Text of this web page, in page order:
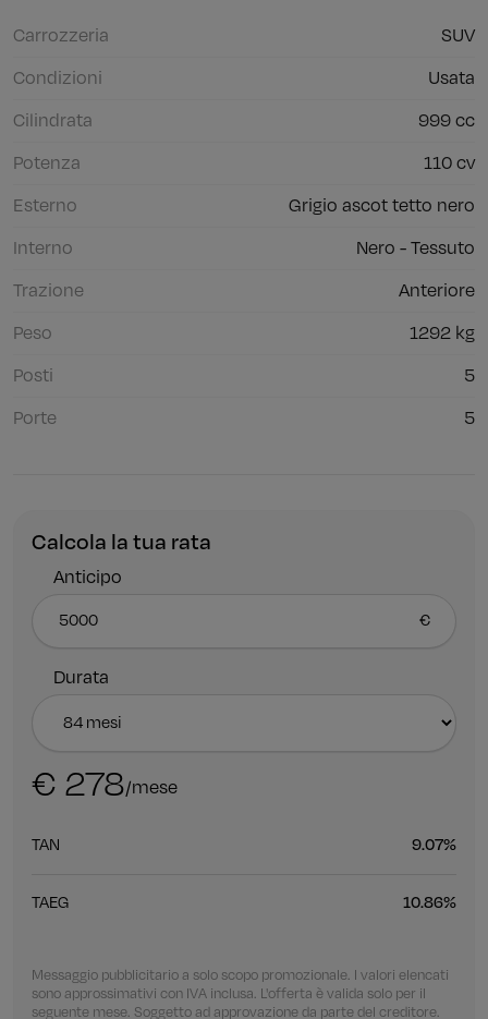
Carrozzeria
SUV
Condizioni
Usata
Cilindrata
999 cc
Potenza
110 cv
Esterno
Grigio ascot tetto nero
Interno
Nero - Tessuto
Trazione
Anteriore
Peso
1292 kg
Posti
5
Porte
5
Calcola la tua rata
Anticipo
Durata
€ 278/mese
TAN 9.07%
TAEG 10.86%
Messaggio pubblicitario a solo scopo promozionale. I valori elencati
sono approssimativi con IVA inclusa. L'offerta è valida solo per il
seguente mese. Soggetto ad approvazione da parte del creditore.